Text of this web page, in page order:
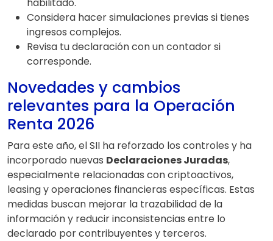
Considera hacer simulaciones previas si tienes
ingresos complejos.
Revisa tu declaración con un contador si
corresponde.
Novedades y cambios
relevantes para la Operación
Renta 2026
Para este año, el SII ha reforzado los controles y ha
incorporado nuevas Declaraciones Juradas,
especialmente relacionadas con criptoactivos,
leasing y operaciones financieras específicas. Estas
medidas buscan mejorar la trazabilidad de la
información y reducir inconsistencias entre lo
declarado por contribuyentes y terceros.